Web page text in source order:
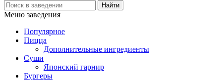
Меню заведения
Популярное
Пицца
Дополнительные ингредиенты
Суши
Японский гарнир
Бургеры